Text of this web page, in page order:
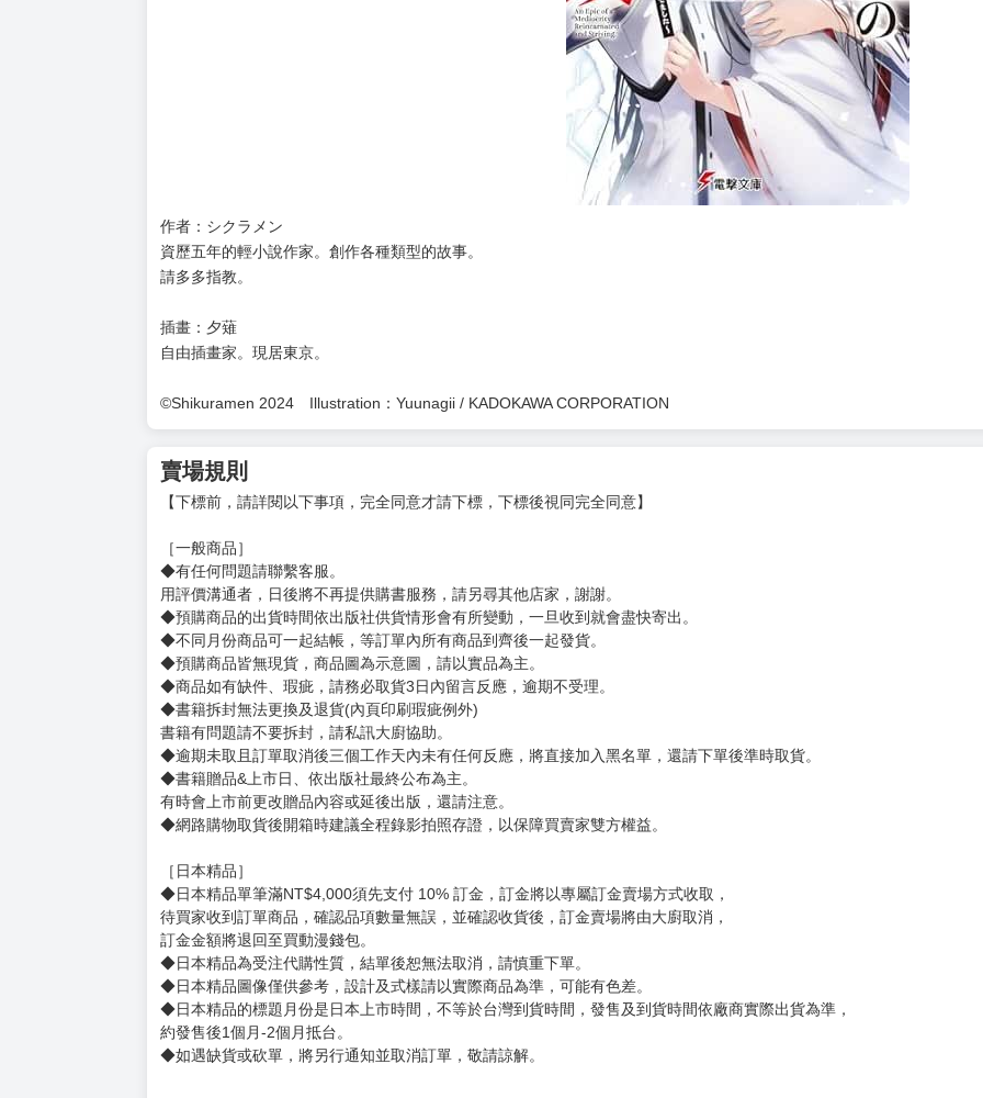
資歷五年的輕小說作家。創作各種類型的故事。
請多多指教。
插畫：夕薙
自由插畫家。現居東京。
©Shikuramen 2024 Illustration：Yuunagii / KADOKAWA CORPORATION
賣場規則
【下標前，請詳閱以下事項，完全同意才請下標，下標後視同完全同意】
［一般商品］
◆有任何問題請聯繫客服。
用評價溝通者，日後將不再提供購書服務，請另尋其他店家，謝謝。
◆不同月份商品可一起結帳，等訂單內所有商品到齊後一起發貨。
◆預購商品皆無現貨，商品圖為示意圖，請以實品為主。
◆商品如有缺件、瑕疵，請務必取貨3日內留言反應，逾期不受理。
◆書籍拆封無法更換及退貨(內頁印刷瑕疵例外)
書籍有問題請不要拆封，請私訊大廚協助。
◆逾期未取且訂單取消後三個工作天內未有任何反應，將直接加入黑名單，還請下單後準時取貨。
◆書籍贈品&上市日、依出版社最終公布為主。
有時會上市前更改贈品內容或延後出版，還請注意。
◆網路購物取貨後開箱時建議全程錄影拍照存證，以保障買賣家雙方權益。